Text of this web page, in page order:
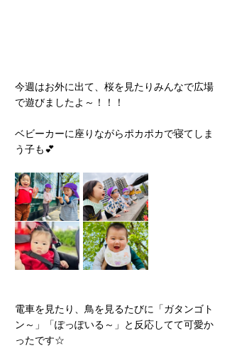
今週はお外に出て、桜を見たりみんなで広場
で遊びましたよ～！！！
ベビーカーに座りながらポカポカで寝てしま
う子も💕
電車を見たり、鳥を見るたびに「ガタンゴト
ン～」「ぽっぽいる～」と反応してて可愛か
ったです☆